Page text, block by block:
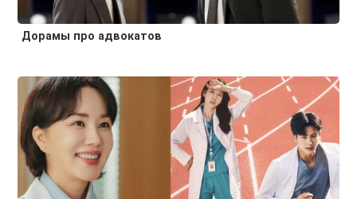
Дорамы про адвокатов